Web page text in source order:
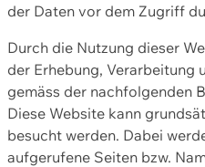
der Daten vor dem Zugriff
Durch die Nutzung dieser
der Erhebung, Verarbeitung
gemäss der nachfolgenden
Diese Website kann
besucht werden. Dabei
aufgerufene Seiten bzw.